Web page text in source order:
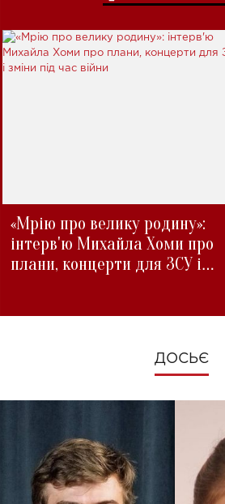
«Мрію про велику родину»:
інтерв'ю Михайла Хоми про
плани, концерти для ЗСУ і
ДОСЬЄ